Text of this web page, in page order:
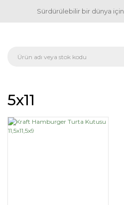
Sürdürülebilir bir dünya için
5x11